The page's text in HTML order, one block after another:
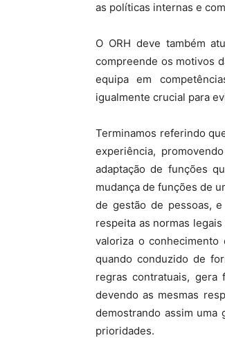
as políticas internas e
O ORH deve também
compreende os motivos
equipa em
igualmente crucial para
Terminamos referindo
experiência,
adaptação de funções
mudança de funções de
de gestão de pessoas,
respeita as normas
valoriza o
quando conduzido de
regras contratuais, gera
devendo as mesmas
demostrando assim uma
prioridades.